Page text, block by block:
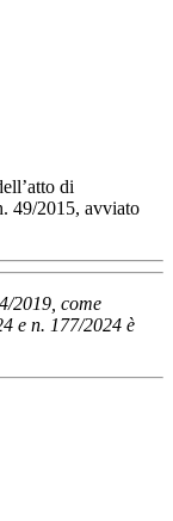
di
49/2015, avviato
2019, come
e n. 177/2024 è